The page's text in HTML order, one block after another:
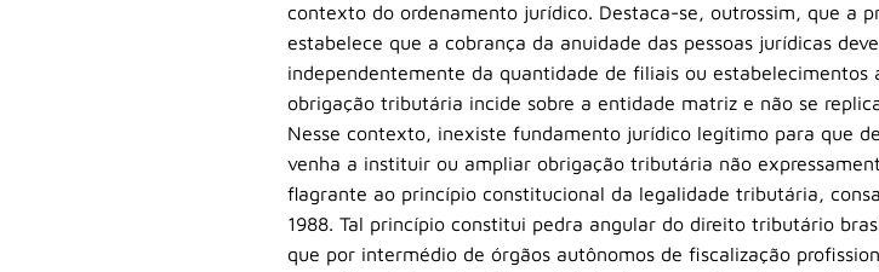
contexto do ordenamento jurídico. Destaca-se, outrossim, que a
estabelece que a cobrança da anuidade das pessoas jurídicas
independentemente da quantidade de filiais ou
obrigação tributária incide sobre a entidade matriz e não se
Nesse contexto, inexiste fundamento jurídico legítimo para que
venha a instituir ou ampliar obrigação tributária não
flagrante ao princípio constitucional da legalidade tributária,
1988. Tal princípio constitui pedra angular do direito tributário
que por intermédio de órgãos autônomos de fiscalização